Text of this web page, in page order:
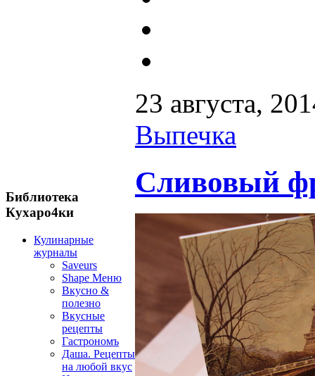
Библиотека
Кухаро4ки
Кулинарные
журналы
Saveurs
Shape Меню
Вкусно &
полезно
Вкусные
рецепты
Гастрономъ
Даша. Рецепты
на любой вкус
23 августа,
Выпечка
Сливовый